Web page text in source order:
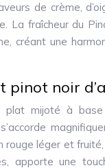
de crème,
La fraîcheur du
créant une
pinot noir
plat mijoté à
rouge léger et
apporte une